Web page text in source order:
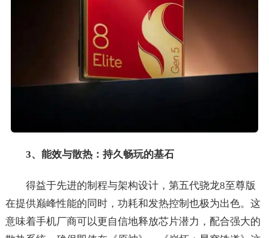
3、能效与散热：持久畅玩的基石
得益于先进的制程与架构设计，第五代骁龙8至尊版
在提供巅峰性能的同时，功耗和发热控制也极为出色。这
意味着手机厂商可以更自信地释放芯片潜力，配合强大的